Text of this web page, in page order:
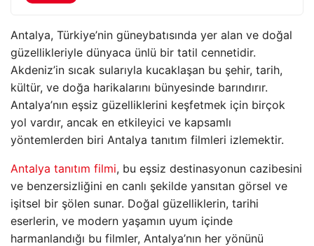
Antalya, Türkiye’nin güneybatısında yer alan ve doğal
güzellikleriyle dünyaca ünlü bir tatil cennetidir.
Akdeniz’in sıcak sularıyla kucaklaşan bu şehir, tarih,
kültür, ve doğa harikalarını bünyesinde barındırır.
Antalya’nın eşsiz güzelliklerini keşfetmek için birçok
yol vardır, ancak en etkileyici ve kapsamlı
yöntemlerden biri Antalya tanıtım filmleri izlemektir.
Antalya tanıtım filmi, bu eşsiz destinasyonun cazibesini
ve benzersizliğini en canlı şekilde yansıtan görsel ve
işitsel bir şölen sunar. Doğal güzelliklerin, tarihi
eserlerin, ve modern yaşamın uyum içinde
harmanlandığı bu filmler, Antalya’nın her yönünü